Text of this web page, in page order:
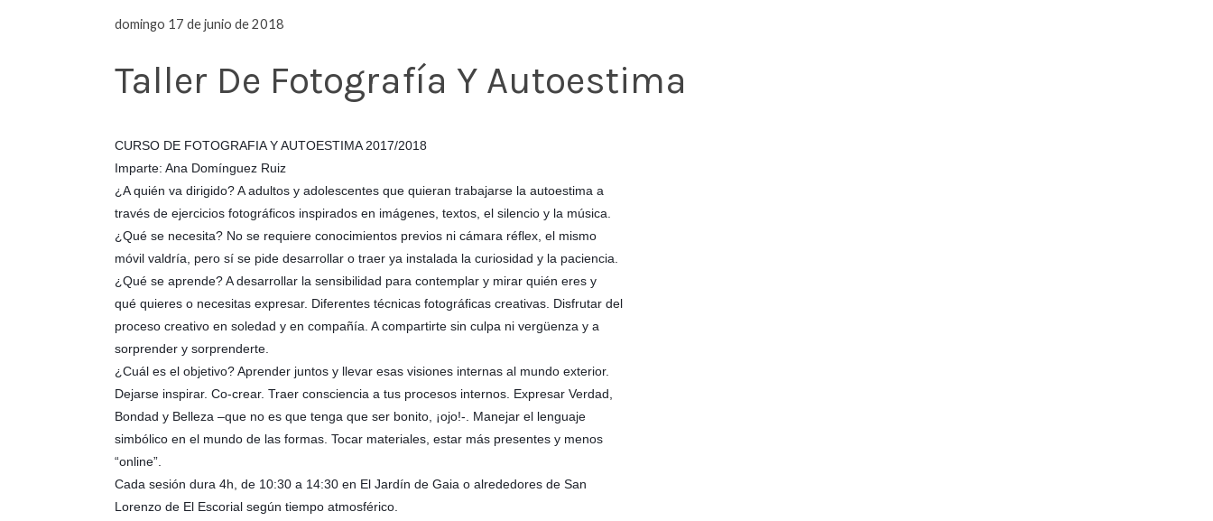
domingo 17 de junio de 2018
Taller De Fotografía Y Autoestima
CURSO DE FOTOGRAFIA Y AUTOESTIMA 2017/2018
Imparte: Ana Domínguez Ruiz
¿A quién va dirigido? A adultos y adolescentes que quieran trabajarse la autoestima a
través de ejercicios fotográficos inspirados en imágenes, textos, el silencio y la música.
¿Qué se necesita? No se requiere conocimientos previos ni cámara réflex, el mismo
móvil valdría, pero sí se pide desarrollar o traer ya instalada la curiosidad y la paciencia.
¿Qué se aprende? A desarrollar la sensibilidad para contemplar y mirar quién eres y
qué quieres o necesitas expresar. Diferentes técnicas fotográficas creativas. Disfrutar del
proceso creativo en soledad y en compañía. A compartirte sin culpa ni vergüenza y a
sorprender y sorprenderte.
¿Cuál es el objetivo? Aprender juntos y llevar esas visiones internas al mundo exterior.
Dejarse inspirar. Co-crear. Traer consciencia a tus procesos internos. Expresar Verdad,
Bondad y Belleza –que no es que tenga que ser bonito, ¡ojo!-. Manejar el lenguaje
simbólico en el mundo de las formas. Tocar materiales, estar más presentes y menos
“online”.
Cada sesión dura 4h, de 10:30 a 14:30 en El Jardín de Gaia o alrededores de San
Lorenzo de El Escorial según tiempo atmosférico.